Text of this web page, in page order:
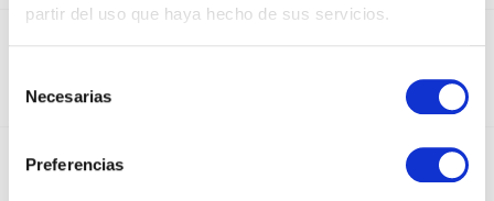
partir del uso que haya hecho de sus servicios.
Necesarias
Preferencias